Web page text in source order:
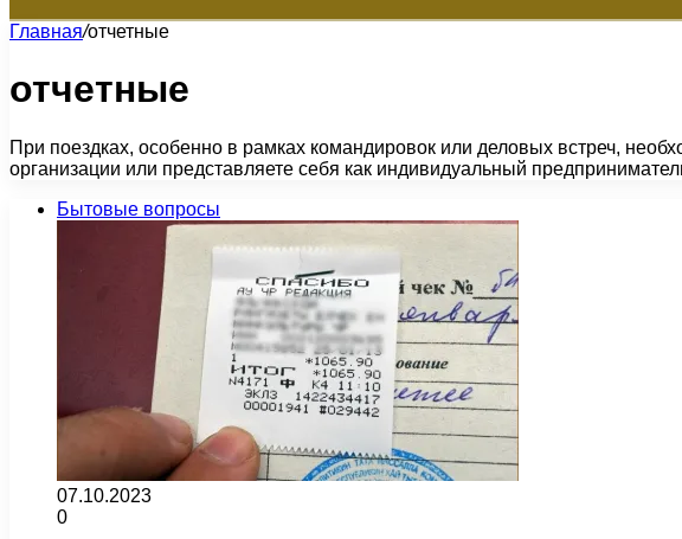
Главная/отчетные
отчетные
При поездках, особенно в рамках командировок или деловых встреч,
организации или представляете себя как индивидуальный
Бытовые вопросы
07.10.2023
0